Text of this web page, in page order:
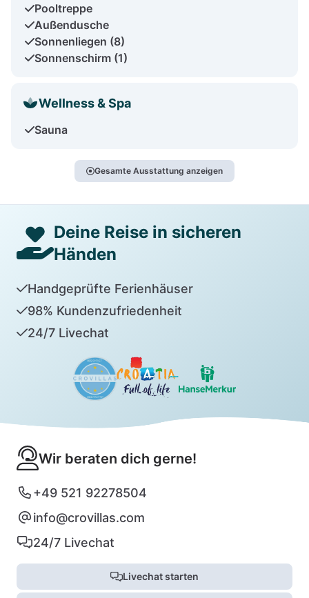
Pooltreppe
Außendusche
Sonnenliegen (8)
Sonnenschirm (1)
Wellness & Spa
Sauna
Gesamte Ausstattung anzeigen
Deine Reise in sicheren
Händen
Handgeprüfte Ferienhäuser
98% Kundenzufriedenheit
24/7 Livechat
Wir beraten dich gerne!
+49 521 92278504
info@crovillas.com
24/7 Livechat
Livechat starten